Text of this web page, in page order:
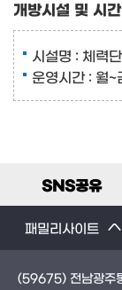
개방시설 및 시간
시설명 : 체력
운영시간 : 월
SNS공유
패밀리사이트
(59675) 전남광주